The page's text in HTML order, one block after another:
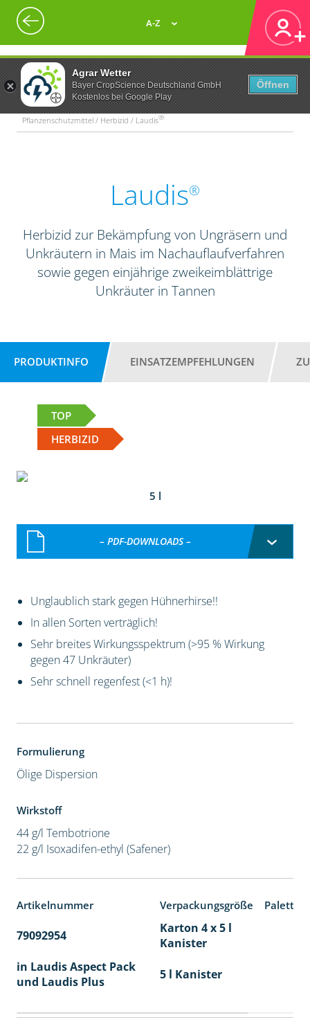
Agrar Wetter
Bayer CropScience Deutschland GmbH
Kostenlos bei Google Play
Öffnen
A-Z
Pflanzenschutzmittel / Herbizid / Laudis®
Laudis®
Herbizid zur Bekämpfung von Ungräsern und
Unkräutern in Mais im Nachauflaufverfahren
sowie gegen einjährige zweikeimblättrige
Unkräuter in Tannen
PRODUKTINFO EINSATZEMPFEHLUNGEN
TOP
HERBIZID
5 l
– PDF-DOWNLOADS –
Unglaublich stark gegen Hühnerhirse!!
In allen Sorten verträglich!
Sehr breites Wirkungsspektrum (>95 % Wirkung
gegen 47 Unkräuter)
Sehr schnell regenfest (<1 h)!
Formulierung
Ölige Dispersion
Wirkstoff
44 g/l Tembotrione
22 g/l Isoxadifen-ethyl (Safener)
Artikelnummer Verpackungsgröße
79092954
Karton 4 x 5 l
Kanister
in Laudis Aspect Pack
und Laudis Plus
5 l Kanister